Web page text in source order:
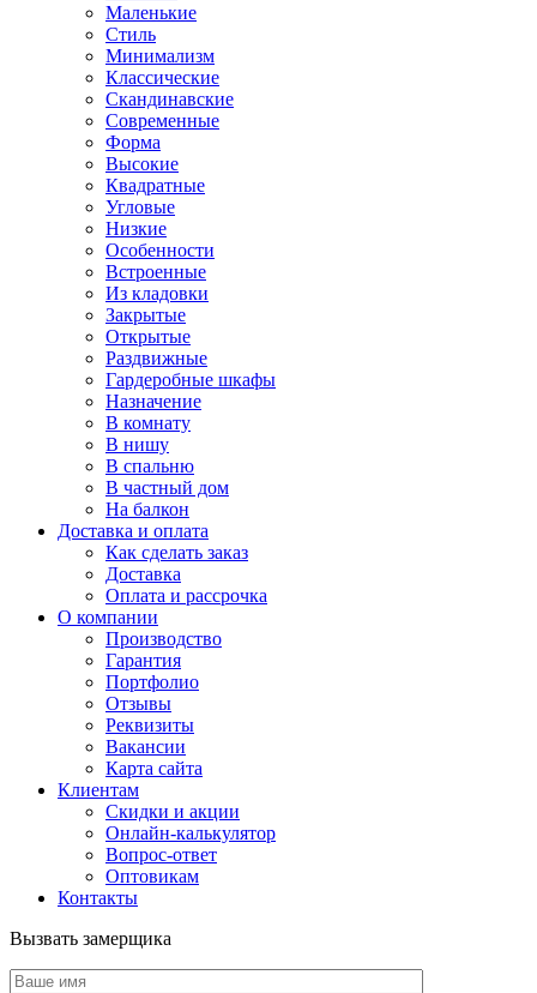
Маленькие
Стиль
Минимализм
Классические
Скандинавские
Современные
Форма
Высокие
Квадратные
Угловые
Низкие
Особенности
Встроенные
Из кладовки
Закрытые
Открытые
Раздвижные
Гардеробные шкафы
Назначение
В комнату
В нишу
В спальню
В частный дом
На балкон
Доставка и оплата
Как сделать заказ
Доставка
Оплата и рассрочка
О компании
Производство
Гарантия
Портфолио
Отзывы
Реквизиты
Вакансии
Карта сайта
Клиентам
Скидки и акции
Онлайн-калькулятор
Вопрос-ответ
Оптовикам
Контакты
Вызвать замерщика